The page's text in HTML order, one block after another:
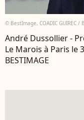
© BestImage, COADIC GUIREC /
André Dussollier -
Le Marois à Paris le
BESTIMAGE